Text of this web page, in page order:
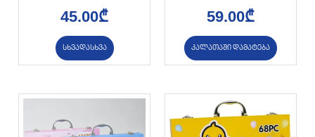
45.00₾
სხვადასხვა
59.00₾
კალათაში დამატება